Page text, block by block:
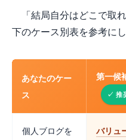
「結局自分はどこで取
下のケース別表を参考にし
あなたのケー
ス
第一候
個人ブログを
バリュ